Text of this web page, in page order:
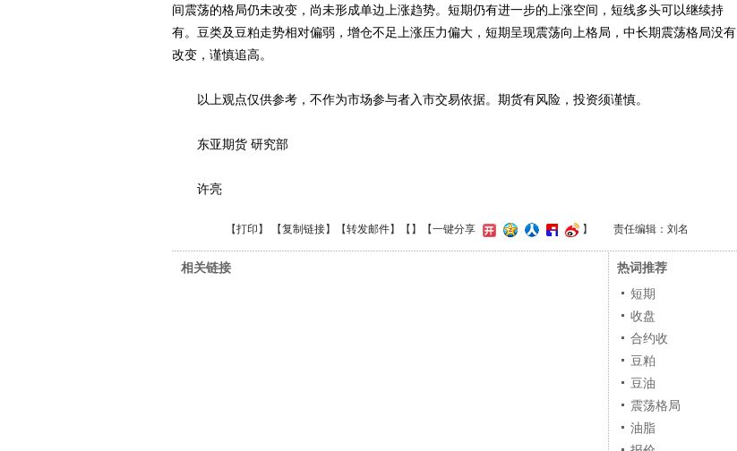
间震荡的格局仍未改变，尚未形成单边上涨趋势。短期仍有进一步的上涨空间，短线多头可以继续持
有。豆类及豆粕走势相对偏弱，增仓不足上涨压力偏大，短期呈现震荡向上格局，中长期震荡格局没有
改变，谨慎追高。
以上观点仅供参考，不作为市场参与者入市交易依据。期货有风险，投资须谨慎。
东亚期货 研究部
许亮
【打印 】 【复制链接】【转发邮件】【 】 【一键分享 】 责任编辑：刘名
相关链接
热词推荐
短期
收盘
合约收
豆粕
豆油
震荡格局
油脂